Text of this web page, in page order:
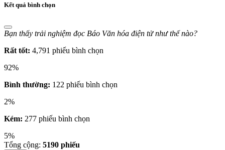
Kết quả bình chọn
Bạn thấy trải nghiệm đọc Báo Văn hóa điện tử như thế nào?
Rất tốt: 4,791 phiếu bình chọn
92%
Bình thường: 122 phiếu bình chọn
2%
Kém: 277 phiếu bình chọn
5%
Tổng cộng: 5190 phiếu